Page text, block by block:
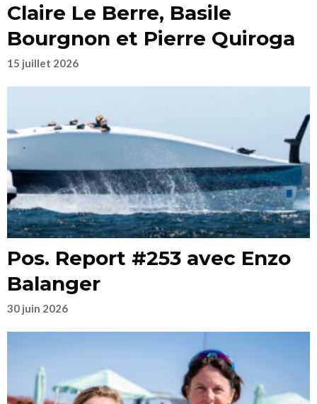
Claire Le Berre, Basile
Bourgnon et Pierre Quiroga
15 juillet 2026
Pos. Report #253 avec Enzo
Balanger
30 juin 2026